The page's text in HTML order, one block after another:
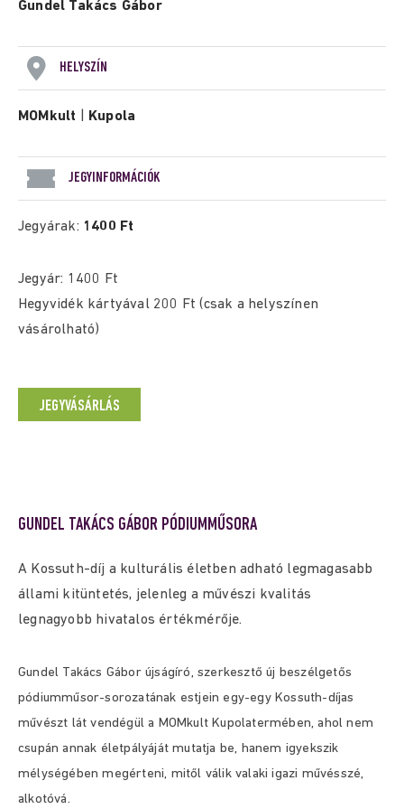
Gundel Takács Gábor
HELYSZÍN
MOMkult Kupola
JEGYINFORMÁCIÓK
Jegyárak: 1400 Ft
Jegyár: 1400 Ft
Hegyvidék kártyával 200 Ft (csak a helyszínen
vásárolható)
JEGYVÁSÁRLÁS
GUNDEL TAKÁCS GÁBOR PÓDIUMMŰSORA
A Kossuth-díj a kulturális életben adható legmagasabb
állami kitüntetés, jelenleg a művészi kvalitás
legnagyobb hivatalos értékmérője.
Gundel Takács Gábor újságíró, szerkesztő új beszélgetős
pódiumműsor-sorozatának estjein egy-egy Kossuth-díjas
művészt lát vendégül a MOMkult Kupolatermében, ahol nem
csupán annak életpályáját mutatja be, hanem igyekszik
mélységében megérteni, mitől válik valaki igazi művésszé,
alkotóvá.